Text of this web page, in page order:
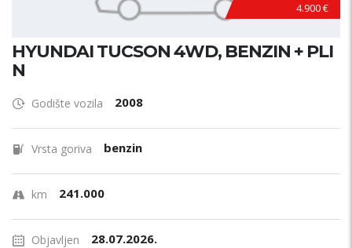
4.900 €
HYUNDAI TUCSON 4WD, BENZIN + PLI
N
Godište vozila 2008
Vrsta goriva benzin
km 241.000
Objavljen 28.07.2026.